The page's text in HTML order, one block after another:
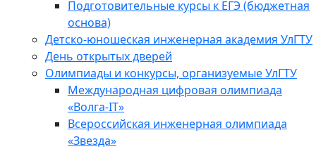
Подготовительные курсы к ЕГЭ (бюджетная
основа)
Детско-юношеская инженерная академия УлГТУ
День открытых дверей
Олимпиады и конкурсы, организуемые УлГТУ
Международная цифровая олимпиада
«Волга-IT»
Всероссийская инженерная олимпиада
«Звезда»